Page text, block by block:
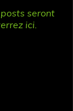
seront
ici.